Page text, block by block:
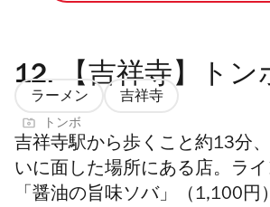
12. 【吉祥寺】トン
ラーメン 吉祥寺
トンボ
吉祥寺駅から歩くこと約13分
いに面した場所にある店。ラ
「醤油の旨味ソバ」（1,100円